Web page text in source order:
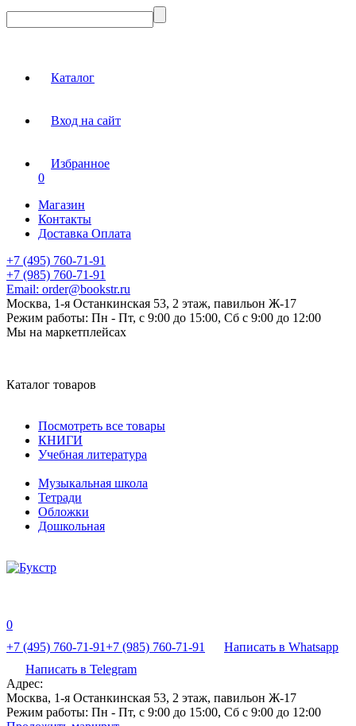
Каталог
Вход на сайт
Избранное
0
Магазин
Контакты
Доставка Оплата
+7 (495) 760-71-91
+7 (985) 760-71-91
Email: order@bookstr.ru
Москва, 1-я Останкинская 53, 2 этаж, павильон Ж-17
Режим работы: Пн - Пт, с 9:00 до 15:00, Сб с 9:00 до 12:00
Мы на маркетплейсах
Каталог товаров
Посмотреть все товары
КНИГИ
Учебная литература
Музыкальная школа
Тетради
Обложки
Дошкольная
0
+7 (495) 760-71-91+7 (985) 760-71-91
Написать в Whatsapp
Написать в Telegram
Адрес:
Москва, 1-я Останкинская 53, 2 этаж, павильон Ж-17
Режим работы: Пн - Пт, с 9:00 до 15:00, Сб с 9:00 до 12:00